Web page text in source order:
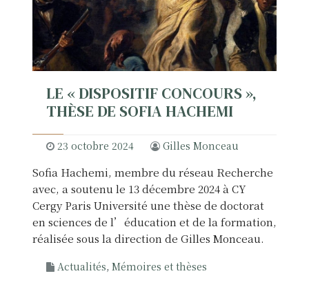
e
o
g
e
r
LE « DISPOSITIF CONCOURS »,
THÈSE DE SOFIA HACHEMI
23 octobre 2024 Gilles Monceau
Sofia Hachemi, membre du réseau Recherche
avec, a soutenu le 13 décembre 2024 à CY
Cergy Paris Université une thèse de doctorat
en sciences de l’éducation et de la formation,
réalisée sous la direction de Gilles Monceau.
Actualités, Mémoires et thèses